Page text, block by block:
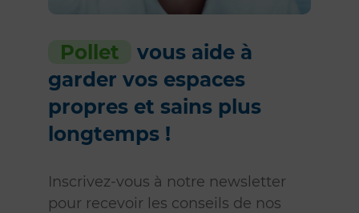
Pollet
vous aide à
garder vos espaces
propres et sains plus
longtemps !
Inscrivez-vous à notre newsletter
pour recevoir les conseils de nos